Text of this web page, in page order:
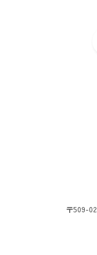
〒509-